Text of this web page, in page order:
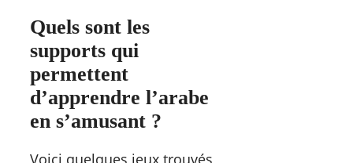
Quels sont les
supports qui
permettent
d’apprendre l’arabe
en s’amusant ?